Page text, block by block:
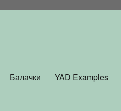
Балачки YAD Examples